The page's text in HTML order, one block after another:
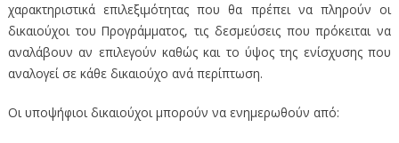
χαρακτηριστικά επιλεξιμότητας που θα πρέπει να πληρούν οι
δικαιούχοι του Προγράμματος, τις δεσμεύσεις που πρόκειται να
αναλάβουν αν επιλεγούν καθώς και το ύψος της ενίσχυσης που
αναλογεί σε κάθε δικαιούχο ανά περίπτωση.
Οι υποψήφιοι δικαιούχοι μπορούν να ενημερωθούν από: